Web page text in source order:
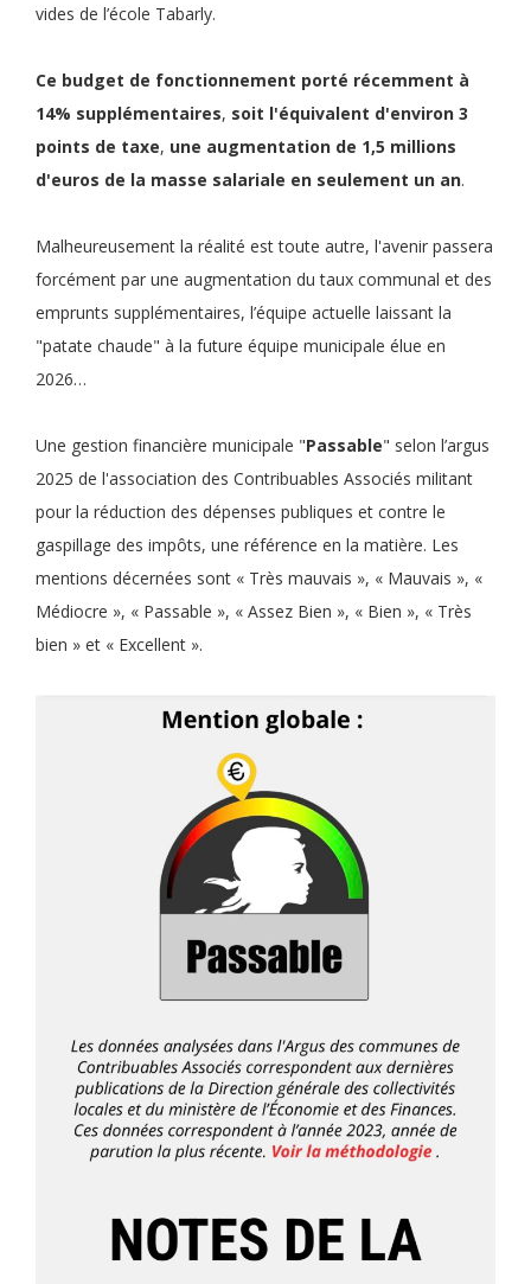
vides de l’école Tabarly.
Ce budget de fonctionnement porté récemment à
14% supplémentaires, soit l'équivalent d'environ 3
points de taxe, une augmentation de 1,5 millions
d'euros de la masse salariale en seulement un an.
Malheureusement la réalité est toute autre, l'avenir passera
forcément par une augmentation du taux communal et des
emprunts supplémentaires, l’équipe actuelle laissant la
"patate chaude" à la future équipe municipale élue en
2026…
Une gestion financière municipale "Passable" selon l’argus
2025 de l'association des Contribuables Associés militant
pour la réduction des dépenses publiques et contre le
gaspillage des impôts, une référence en la matière. Les
mentions décernées sont « Très mauvais », « Mauvais », «
Médiocre », « Passable », « Assez Bien », « Bien », « Très
bien » et « Excellent ».